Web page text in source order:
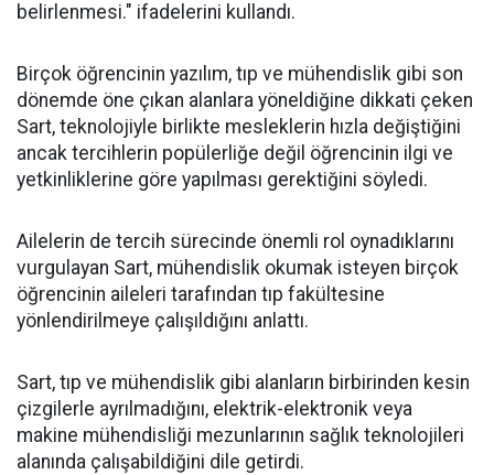
belirlenmesi." ifadelerini kullandı.
Birçok öğrencinin yazılım, tıp ve mühendislik gibi son
dönemde öne çıkan alanlara yöneldiğine dikkati çeken
Sart, teknolojiyle birlikte mesleklerin hızla değiştiğini
ancak tercihlerin popülerliğe değil öğrencinin ilgi ve
yetkinliklerine göre yapılması gerektiğini söyledi.
Ailelerin de tercih sürecinde önemli rol oynadıklarını
vurgulayan Sart, mühendislik okumak isteyen birçok
öğrencinin aileleri tarafından tıp fakültesine
yönlendirilmeye çalışıldığını anlattı.
Sart, tıp ve mühendislik gibi alanların birbirinden kesin
çizgilerle ayrılmadığını, elektrik-elektronik veya
makine mühendisliği mezunlarının sağlık teknolojileri
alanında çalışabildiğini dile getirdi.